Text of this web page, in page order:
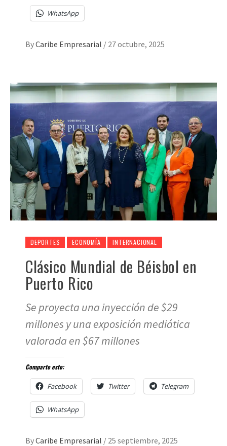
WhatsApp
ByCaribe Empresarial / 27 octubre, 2025
DEPORTES ECONOMÍA INTERNACIONAL
Clásico Mundial de Béisbol en
Puerto Rico
Se proyecta una inyección de $29
millones y una exposición mediática
valorada en $67 millones
Comparte esto:
Facebook Twitter Telegram
WhatsApp
ByCaribe Empresarial / 25 septiembre, 2025